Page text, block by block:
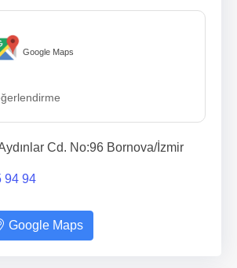
Google Maps
Aydınlar Cd. No:96 Bornova/İzmir
94 94
Google Maps